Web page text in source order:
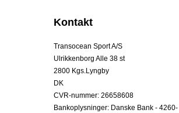
Kontakt
Transocean Sport A/S
Ulrikkenborg Alle 38 st
2800 Kgs.Lyngby
DK
CVR-nummer: 26658608
Bankoplysninger: Danske Bank - 4260-